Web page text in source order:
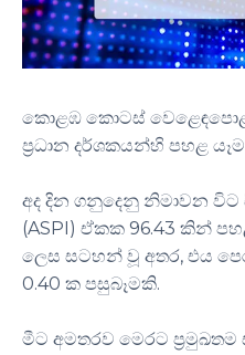
කොළඹ කොටස් වෙළෙඳපොළ
ප්‍රධාන දර්ශකයන්හි පහළ
අද දින ගනුදෙනු නිමාවන
(ASPI) ඒකක 96.43 කින්
ලෙස සටහන් වූ අතර, එය
0.40 ක පසුබෑමකි.
මීට අමතරව මෙරට